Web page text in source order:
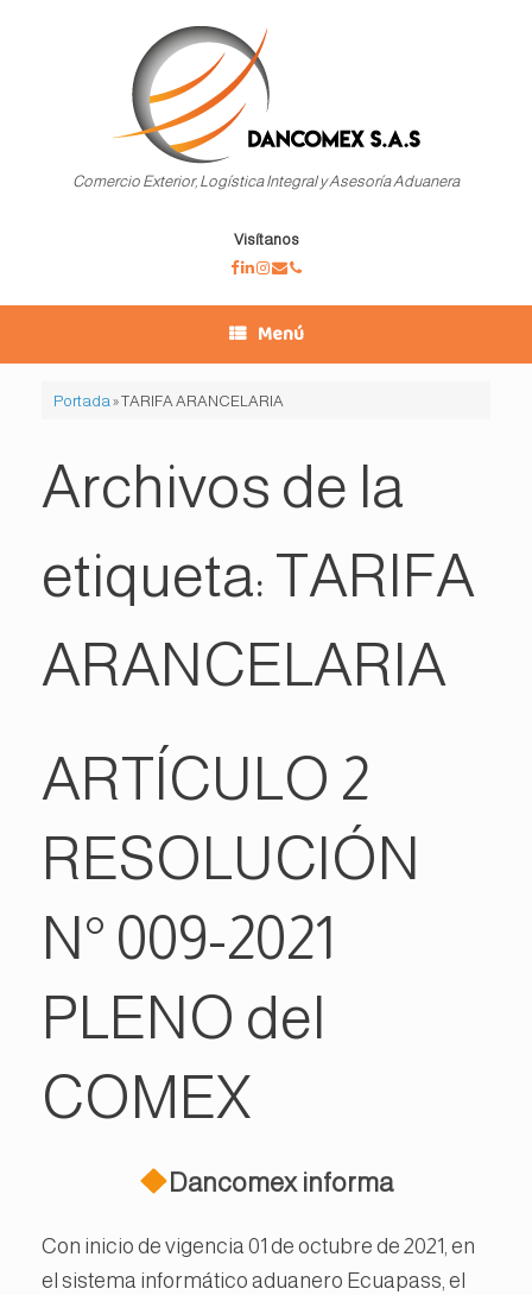
Comercio Exterior, Logística Integral y Asesoría Aduanera
Visítanos
Menú
Portada »TARIFA ARANCELARIA
Archivos de la
etiqueta: TARIFA
ARANCELARIA
ARTÍCULO 2
RESOLUCIÓN
N° 009-2021
PLENO del
COMEX
Dancomex informa
Con inicio de vigencia 01 de octubre de 2021, en
el sistema informático aduanero Ecuapass, el